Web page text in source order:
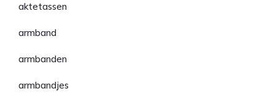
aktetassen
armband
armbanden
armbandjes